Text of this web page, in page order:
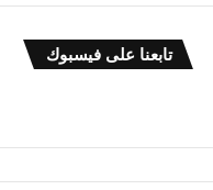
تابعنا على فيسبوك